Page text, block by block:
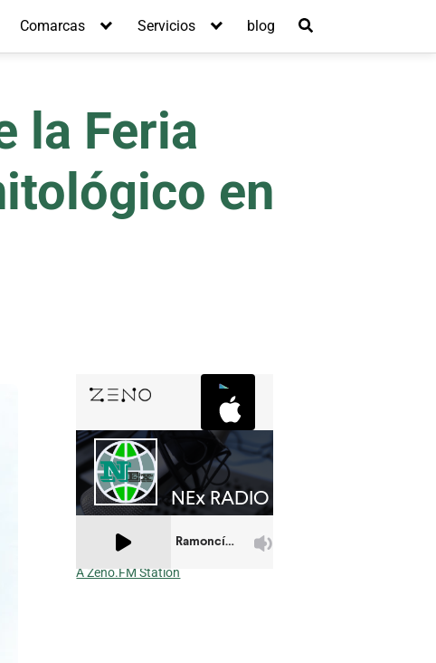
Comarcas Servicios blog
la Feria
en
A Zeno.FM Station